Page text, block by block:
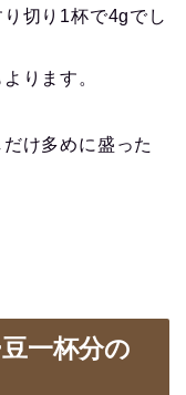
切り1杯で4gでし
ります。
け多めに盛った
一杯分の